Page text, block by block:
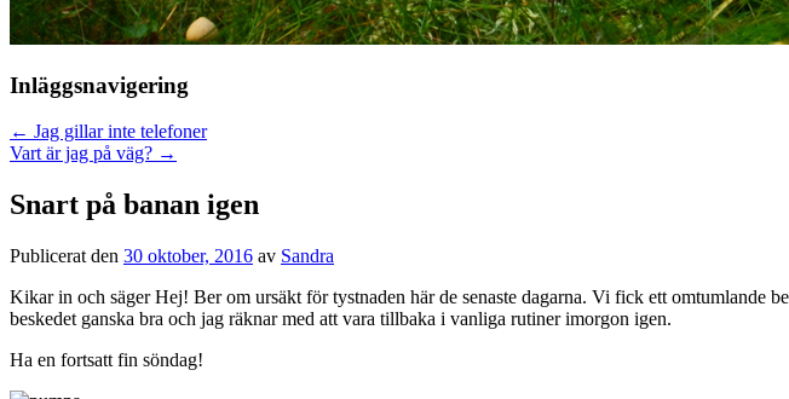
Inläggsnavigering
← Jag gillar inte telefoner
Vart är jag på väg? →
Snart på banan igen
Publicerat den 30 oktober, 2016 av Sandra
Kikar in och säger Hej! Ber om ursäkt för tystnaden här de senaste dagarna. Vi fick ett omtumlande
beskedet ganska bra och jag räknar med att vara tillbaka i vanliga rutiner imorgon igen.
Ha en fortsatt fin söndag!